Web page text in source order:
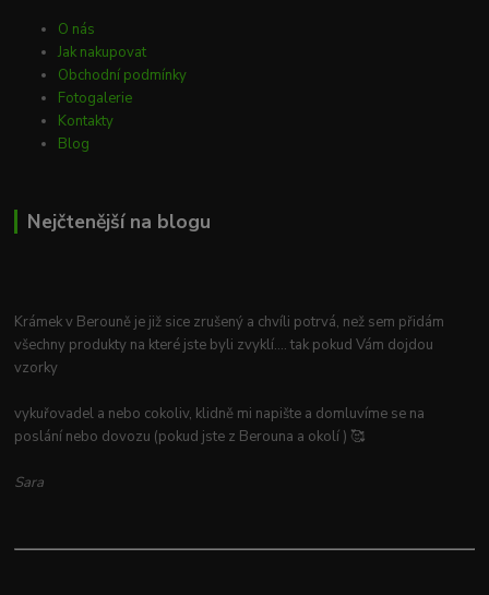
O nás
Jak nakupovat
Obchodní podmínky
Fotogalerie
Kontakty
Blog
Nejčtenější na blogu
Krámek v Berouně je již sice zrušený a chvíli potrvá, než sem přidám
všechny produkty na které jste byli zvyklí.... tak pokud Vám dojdou
vzorky
vykuřovadel a nebo cokoliv, klidně mi napište a domluvíme se na
poslání nebo dovozu (pokud jste z Berouna a okolí ) 🥰
Sara